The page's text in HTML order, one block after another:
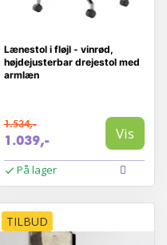
Lænestol i fløjl - vinrød,
højdejusterbar drejestol med
armlæn
1.534,-
1.039,- Vis
På lager
TILBUD